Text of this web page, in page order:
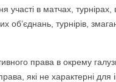
участі в матчах,
об’єднань, турнірів,
права в окрему
які не характерні